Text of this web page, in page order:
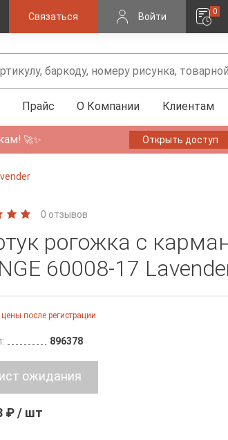
Связаться Войти 0
Прайс О Компании Клиентам
🚀✨ Открыть доступ
0 отзывов
рогожка с
60008-17
после регистрации
896378
₽ / шт